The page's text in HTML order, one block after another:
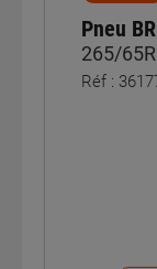
Pneu
265/
Réf :